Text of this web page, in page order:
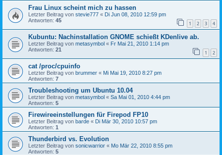
Frau Linux scheint mich zu hassen
Letzter Beitrag von stevie777 « Di Jun 08, 2010 12:59 pm
Antworten: 45 1 2 3 4
Kubuntu: Nachinstallation GNOME schießt KDenlive ab.
Letzter Beitrag von metasymbol « Fr Mai 21, 2010 1:14 pm
Antworten: 21 1 2
cat /proc/cpuinfo
Letzter Beitrag von brummer « Mi Mai 19, 2010 8:27 pm
Antworten: 7
Troubleshooting um Ubuntu 10.04
Letzter Beitrag von metasymbol « Sa Mai 01, 2010 4:44 pm
Antworten: 5
Firewireeinstellungen für Firepod FP10
Letzter Beitrag von barde « Di Mär 30, 2010 10:57 pm
Antworten: 1
Thunderbird vs. Evolution
Letzter Beitrag von sonicwarrior « Mo Mär 22, 2010 8:55 pm
Antworten: 5